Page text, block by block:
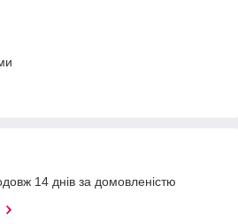
14 днів за домовленістю